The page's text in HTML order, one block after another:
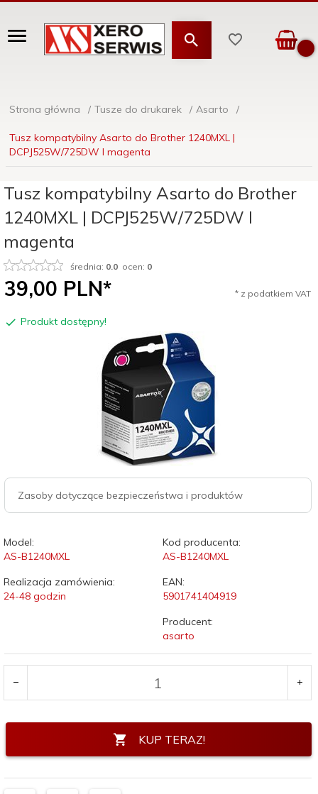
Strona główna Tusze do drukarek Asarto
Tusz kompatybilny Asarto do Brother 1240MXL |
DCPJ525W/725DW I magenta
Tusz kompatybilny Asarto do Brother
1240MXL | DCPJ525W/725DW I
magenta
średnia: 0.0 ocen: 0
39,00 PLN* * z podatkiem VAT
Produkt dostępny!
Zasoby dotyczące bezpieczeństwa i produktów
Model:
AS-B1240MXL
Kod producenta:
AS-B1240MXL
Realizacja zamówienia:
24-48 godzin
EAN:
5901741404919
Producent:
asarto
KUP TERAZ!